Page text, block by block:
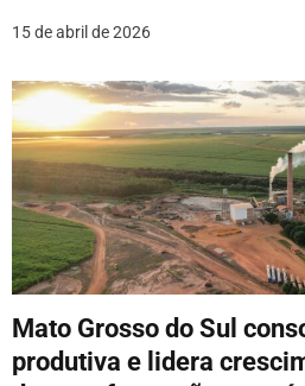
15 de abril de 2026
Mato Grosso do Sul
produtiva e lidera